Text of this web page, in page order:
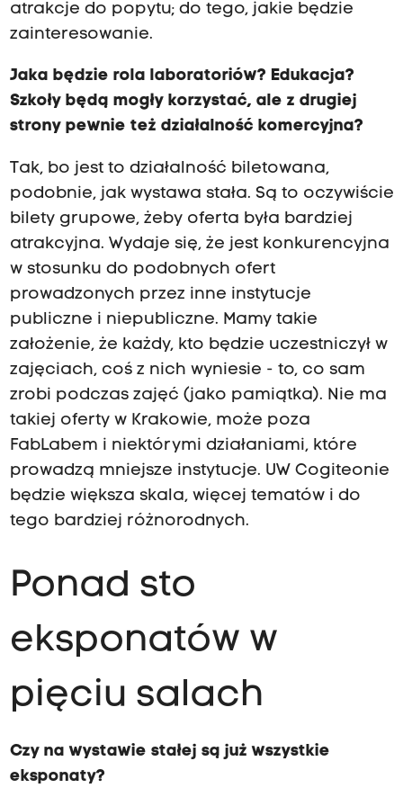
atrakcje do popytu; do tego, jakie będzie
zainteresowanie.
Jaka będzie rola laboratoriów? Edukacja?
Szkoły będą mogły korzystać, ale z drugiej
strony pewnie też działalność komercyjna?
Tak, bo jest to działalność biletowana,
podobnie, jak wystawa stała. Są to oczywiście
bilety grupowe, żeby oferta była bardziej
atrakcyjna. Wydaje się, że jest konkurencyjna
w stosunku do podobnych ofert
prowadzonych przez inne instytucje
publiczne i niepubliczne. Mamy takie
założenie, że każdy, kto będzie uczestniczył w
zajęciach, coś z nich wyniesie - to, co sam
zrobi podczas zajęć (jako pamiątka). Nie ma
takiej oferty w Krakowie, może poza
FabLabem i niektórymi działaniami, które
prowadzą mniejsze instytucje. UW Cogiteonie
będzie większa skala, więcej tematów i do
tego bardziej różnorodnych.
Ponad sto
eksponatów w
pięciu salach
Czy na wystawie stałej są już wszystkie
eksponaty?